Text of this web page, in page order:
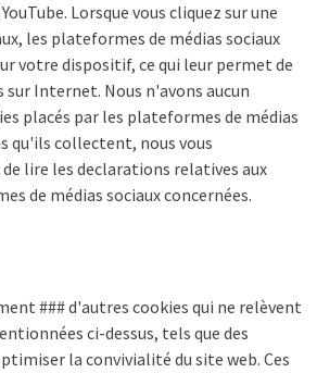
Lorsque vous cliquez sur une
les plateformes de médias sociaux
votre dispositif, ce qui leur permet de
sur Internet. Nous n'avons aucun
placés par les plateformes de médias
qu'ils collectent, nous vous
lire les declarations relatives aux
de médias sociaux concernées.
### d'autres cookies qui ne relèvent
ci-dessus, tels que des
la convivialité du site web. Ces